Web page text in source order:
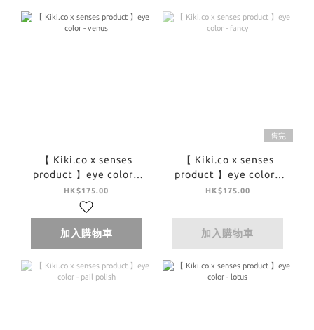
【 Kiki.co x senses
product 】eye color -
venus
HK$175.00
加入購物車
售完
【 Kiki.co x senses
product 】eye color -
fancy
HK$175.00
加入購物車